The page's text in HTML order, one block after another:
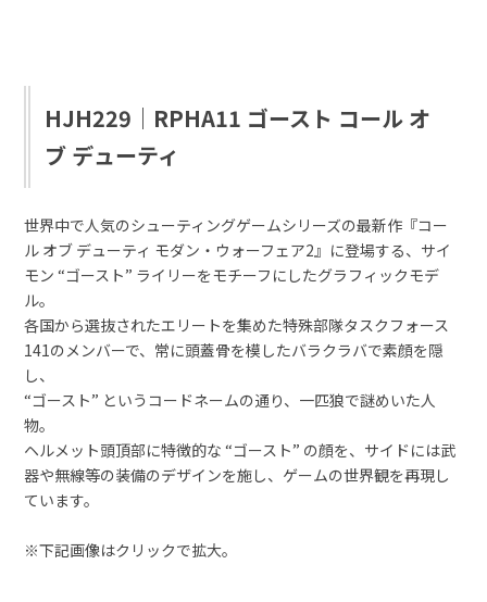
HJH229｜RPHA11 ゴースト コール オ
ブ デューティ
世界中で人気のシューティングゲームシリーズの最新作『コー
ル オブ デューティ モダン・ウォーフェア2』に登場する、サイ
モン “ゴースト” ライリーをモチーフにしたグラフィックモデ
ル。
各国から選抜されたエリートを集めた特殊部隊タスクフォース
141のメンバーで、常に頭蓋骨を模したバラクラバで素顔を隠
し、
“ゴースト” というコードネームの通り、一匹狼で謎めいた人
物。
ヘルメット頭頂部に特徴的な “ゴースト” の顔を、サイドには武
器や無線等の装備のデザインを施し、ゲームの世界観を再現し
ています。
※下記画像はクリックで拡大。